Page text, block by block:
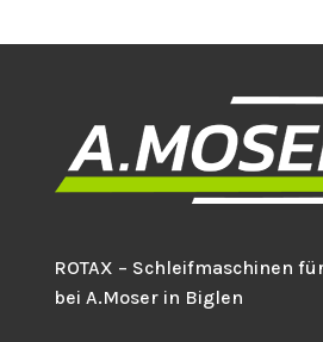
ROTAX – Schleifmaschinen
bei A.Moser in Biglen